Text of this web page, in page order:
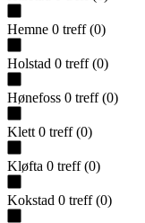
Hemne 0 treff (0)
Holstad 0 treff (0)
Hønefoss 0 treff (0)
Klett 0 treff (0)
Kløfta 0 treff (0)
Kokstad 0 treff (0)